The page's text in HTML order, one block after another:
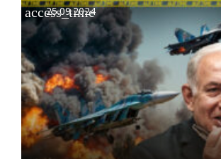
access_time
25.09.2024